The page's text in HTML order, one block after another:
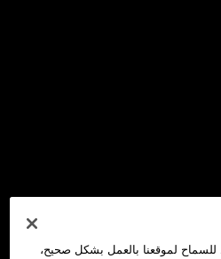
للسماح لموقعنا بالعمل بشكل صحيح،